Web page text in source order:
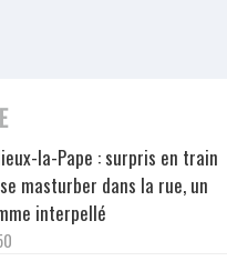
la-Pape : surpris en train
masturber dans la rue, un
interpellé